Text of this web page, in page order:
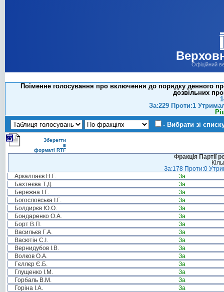
Офіційний
Поіменне голосування про включення до порядку денного
дозвільних
За:229 Проти:1
- Вибрати зі
Зберегти
в
форматі RTF
Фракція Партії
За:178 Проти:0
Аркаллаєв Н.Г.
За
Бахтеєва Т.Д.
За
Бережна І.Г.
За
Богословська І.Г.
За
Болдирєв Ю.О.
За
Бондаренко О.А.
За
Борт В.П.
За
Васильєв Г.А.
За
Васютін С.І.
За
Вернидубов І.В.
За
Волков О.А.
За
Гєллєр Є.Б.
За
Глущенко І.М.
За
Горбаль В.М.
За
Горіна І.А.
За